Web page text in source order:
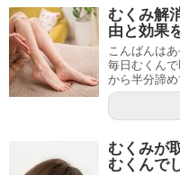
むくみ解
由と効果
こんばんは
毎日むくん
から半分諦
むくみが
むくんで